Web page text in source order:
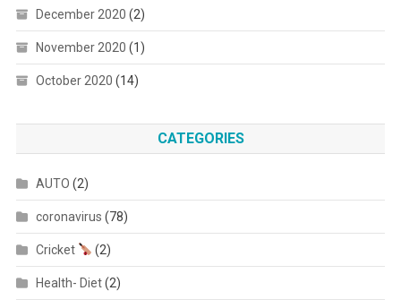
December 2020 (2)
November 2020 (1)
October 2020 (14)
CATEGORIES
AUTO (2)
coronavirus (78)
Cricket (2)
Health- Diet(2)